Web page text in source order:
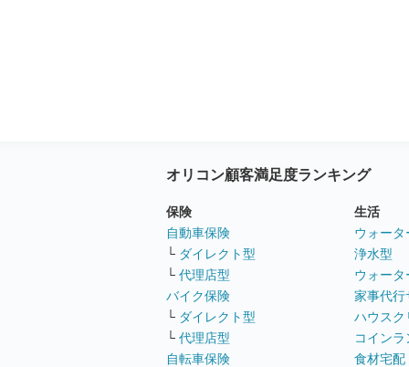
オリコン顧客満足度ランキング
保険
自動車保険
└ ダイレクト型
└ 代理店型
バイク保険
└ ダイレクト型
└ 代理店型
自転車保険
生活
ウォー
浄水型
ウォー
家事代行
ハウスク
コイン
食材宅配